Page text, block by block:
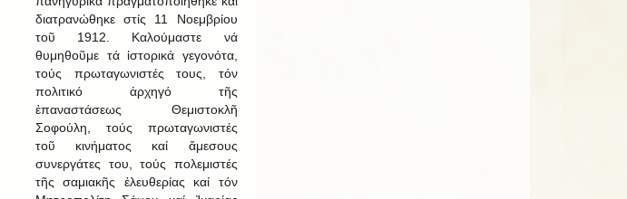
διατρανώθηκε στίς 11 Νοεμβρίου
τοῦ 1912. Καλούμαστε νά
θυμηθοῦμε τά ἱστορικά γεγονότα,
τούς πρωταγωνιστές τους, τόν
πολιτικό ἀρχηγό τῆς
ἐπαναστάσεως Θεμιστοκλῆ
Σοφούλη, τούς πρωταγωνιστές
τοῦ κινήματος καί ἄμεσους
συνεργάτες του, τούς πολεμιστές
τῆς σαμιακῆς ἐλευθερίας καί τόν